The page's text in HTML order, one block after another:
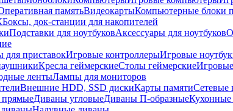
памятьВидеокартыКомпьютерные блоки
Боксы, док-станции для накопителей
Подставки для ноутбуковАксессуары для ноутбуков
для приставокИгровые контроллерыИгровые
Кресла геймерскиеСтолы геймерские
лентыЛампы для мониторов
Внешние HDD, SSD дискиКарты памятиСетевые
Диваны угловыеДиваны П-образныеКухонные